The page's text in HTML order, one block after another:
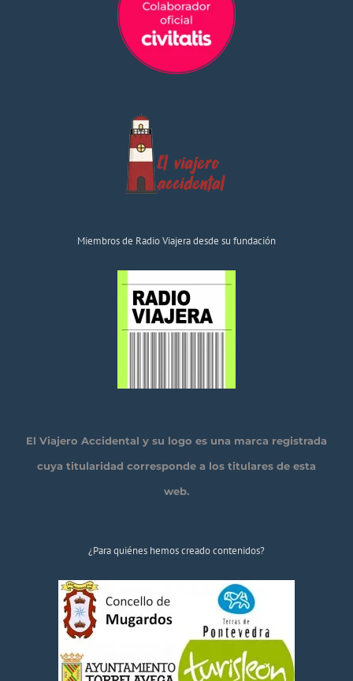
Miembros de Radio Viajera desde su fundación
El Viajero Accidental y su logo es una marca registrada
cuya titularidad corresponde a los titulares de esta
web.
¿Para quiénes hemos creado contenidos?